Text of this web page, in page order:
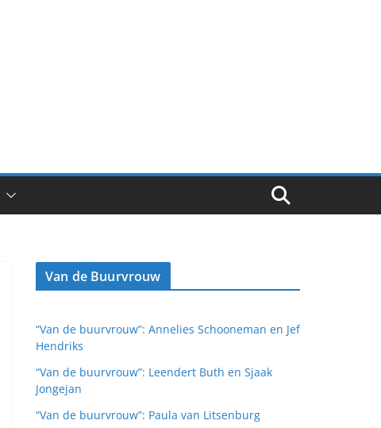
Van de Buurvrouw
“Van de buurvrouw”: Annelies Schooneman en Jef
Hendriks
“Van de buurvrouw”: Leendert Buth en Sjaak
Jongejan
“Van de buurvrouw”: Paula van Litsenburg